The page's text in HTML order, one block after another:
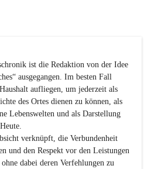
ist die Redaktion von der Idee
ausgegangen. Im besten Fall
aufliegen, um jederzeit als
des Ortes dienen zu können, als
Lebenswelten und als Darstellung
verknüpft, die Verbundenheit
und den Respekt vor den Leistungen
dabei deren Verfehlungen zu